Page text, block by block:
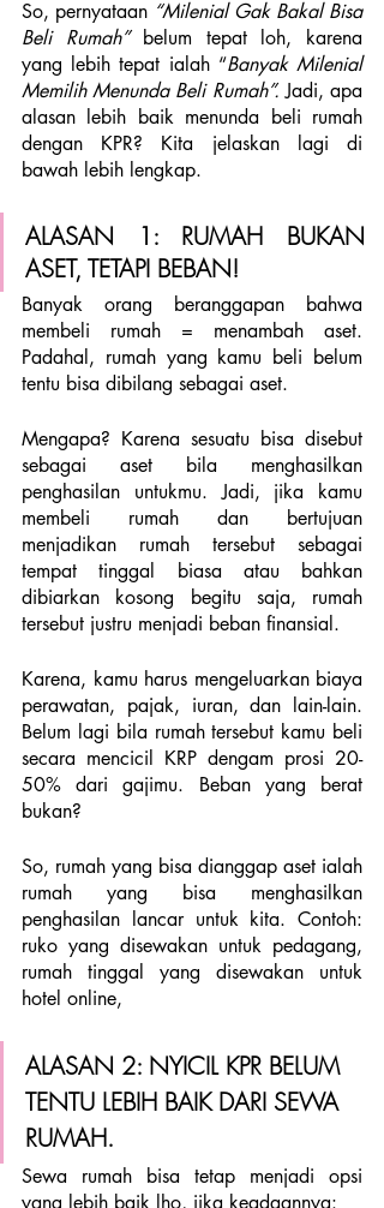
So, pernyataan “Milenial Gak Bakal Bisa
Beli Rumah” belum tepat loh, karena
yang lebih tepat ialah “Banyak Milenial
Memilih Menunda Beli Rumah”. Jadi, apa
alasan lebih baik menunda beli rumah
dengan KPR? Kita jelaskan lagi di
bawah lebih lengkap.
ALASAN 1: RUMAH BUKAN
ASET, TETAPI BEBAN!
Banyak orang beranggapan bahwa
membeli rumah = menambah aset.
Padahal, rumah yang kamu beli belum
tentu bisa dibilang sebagai aset.
Mengapa? Karena sesuatu bisa disebut
sebagai aset bila menghasilkan
penghasilan untukmu. Jadi, jika kamu
membeli rumah dan bertujuan
menjadikan rumah tersebut sebagai
tempat tinggal biasa atau bahkan
dibiarkan kosong begitu saja, rumah
tersebut justru menjadi beban finansial.
Karena, kamu harus mengeluarkan biaya
perawatan, pajak, iuran, dan lain-lain.
Belum lagi bila rumah tersebut kamu beli
secara mencicil KRP dengam prosi 20-
50% dari gajimu. Beban yang berat
bukan?
So, rumah yang bisa dianggap aset ialah
rumah yang bisa menghasilkan
penghasilan lancar untuk kita. Contoh:
ruko yang disewakan untuk pedagang,
rumah tinggal yang disewakan untuk
hotel online,
ALASAN 2: NYICIL KPR BELUM
TENTU LEBIH BAIK DARI SEWA
RUMAH.
Sewa rumah bisa tetap menjadi opsi
yang lebih baik lho, jika keadaannya: